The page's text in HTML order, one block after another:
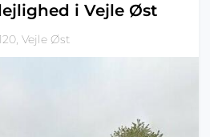
i Vejle Øst
Vejle Øst